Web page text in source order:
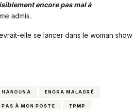
encore pas mal à
admis.
elle se lancer dans le woman show
HANOUNA ENORA MALAGRÉ
PAS À MON POSTE TPMP